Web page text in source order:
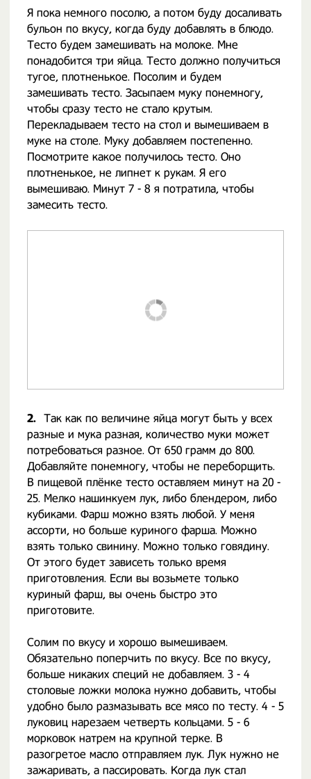
Я пока немного посолю, а потом буду досаливать
бульон по вкусу, когда буду добавлять в блюдо.
Тесто будем замешивать на молоке. Мне
понадобится три яйца. Тесто должно получиться
тугое, плотненькое. Посолим и будем
замешивать тесто. Засыпаем муку понемногу,
чтобы сразу тесто не стало крутым.
Перекладываем тесто на стол и вымешиваем в
муке на столе. Муку добавляем постепенно.
Посмотрите какое получилось тесто. Оно
плотненькое, не липнет к рукам. Я его
вымешиваю. Минут 7 - 8 я потратила, чтобы
замесить тесто.
2. Так как по величине яйца могут быть у всех
разные и мука разная, количество муки может
потребоваться разное. От 650 грамм до 800.
Добавляйте понемногу, чтобы не переборщить.
В пищевой плёнке тесто оставляем минут на 20 -
25. Мелко нашинкуем лук, либо блендером, либо
кубиками. Фарш можно взять любой. У меня
ассорти, но больше куриного фарша. Можно
взять только свинину. Можно только говядину.
От этого будет зависеть только время
приготовления. Если вы возьмете только
куриный фарш, вы очень быстро это
приготовите.
Солим по вкусу и хорошо вымешиваем.
Обязательно поперчить по вкусу. Все по вкусу,
больше никаких специй не добавляем. 3 - 4
столовые ложки молока нужно добавить, чтобы
удобно было размазывать все мясо по тесту. 4 - 5
луковиц нарезаем четверть кольцами. 5 - 6
морковок натрем на крупной терке. В
разогретое масло отправляем лук. Лук нужно не
зажаривать, а пассировать. Когда лук стал